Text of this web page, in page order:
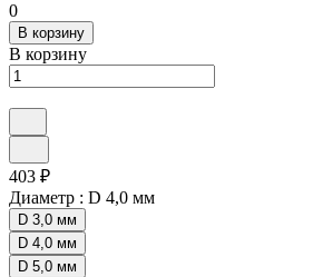
0
В корзину
В корзину
403 ₽
Диаметр : D 4,0 мм
D 3,0 мм
D 4,0 мм
D 5,0 мм